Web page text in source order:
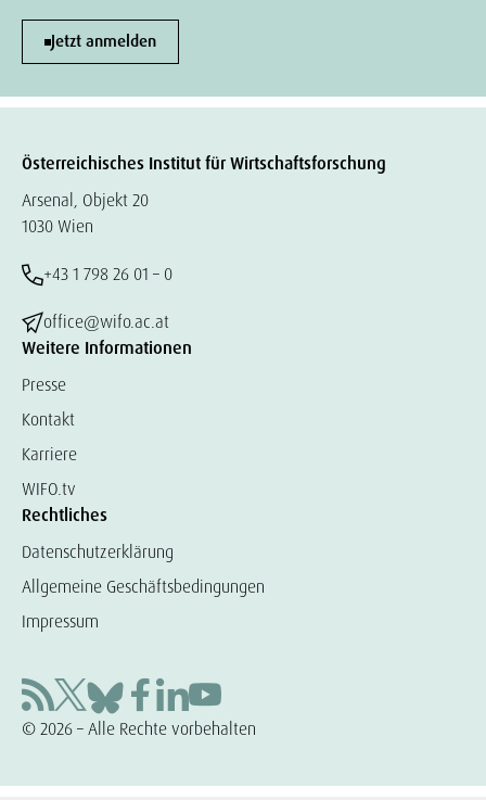
Jetzt anmelden
Österreichisches Institut für Wirtschaftsforschung
Arsenal, Objekt 20
1030 Wien
+43 1 798 26 01 – 0
office@wifo.ac.at
Weitere Informationen
Presse
Kontakt
Karriere
WIFO.tv
Rechtliches
Datenschutzerklärung
Allgemeine Geschäftsbedingungen
Impressum
© 2026 – Alle Rechte vorbehalten